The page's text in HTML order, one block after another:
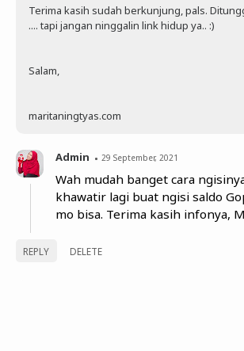
Terima kasih sudah berkunjung, pals.
.... tapi jangan ninggalin link hidup ya.. :)
Salam,
maritaningtyas.com
Admin 29 September, 2021
Wah mudah banget cara
khawatir lagi buat ngisi saldo
mo bisa. Terima kasih infonya,
REPLY DELETE